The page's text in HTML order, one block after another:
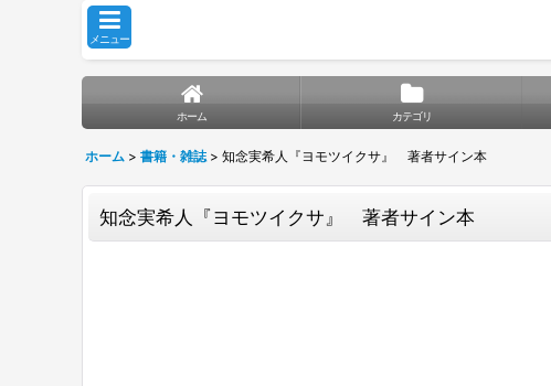
メニュー
ホーム カテゴリ
ホーム > 書籍・雑誌 > 知念実希人『ヨモツイクサ』 著者サイン本
知念実希人『ヨモツイクサ』 著者サイン本